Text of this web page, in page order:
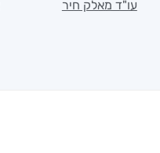
עו"ד מאלק חיר